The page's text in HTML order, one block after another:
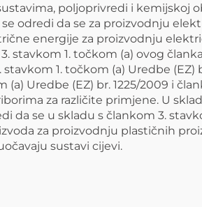
poljoprivredi i kemijskoj
se odredi da se za proizvodnju
energije za proizvodnju
stavkom 1. točkom (a) ovog
1. točkom (a) Uredbe
Uredbe (EZ) br. 1225/2009 i
za različite primjene. U
da se u skladu s člankom 3.
za proizvodnju plastičnih
sustavi cijevi.